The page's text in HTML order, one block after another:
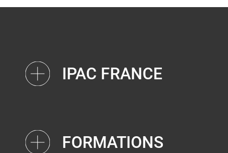
IPAC FRANCE
FORMATIONS